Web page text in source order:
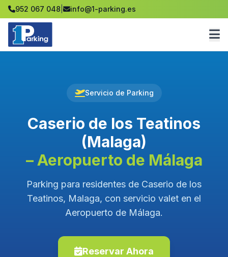
952 067 048 info@1-parking.es
Servicio de Parking
Caserio de los Teatinos
(Malaga)
– Aeropuerto de Málaga
Parking para residentes de Caserio de los
Teatinos, Malaga, con servicio valet en el
Aeropuerto de Málaga.
Reservar Ahora